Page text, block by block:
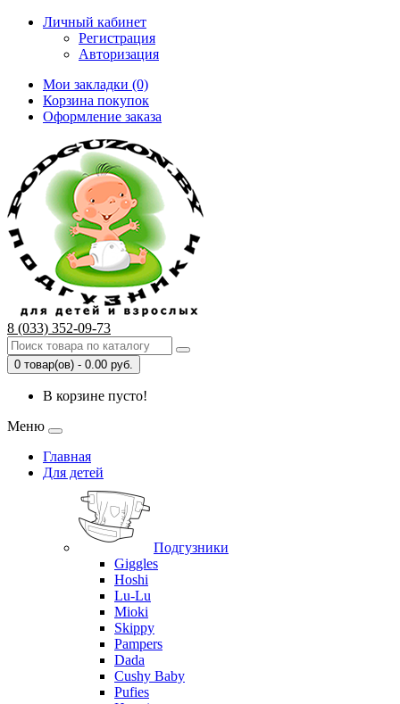
Личный кабинет
Регистрация
Авторизация
Мои закладки (0)
Корзина покупок
Оформление заказа
8 (033) 352-09-73
0 товар(ов) - 0.00 руб.
В корзине пусто!
Меню
Главная
Для детей
Подгузники
Giggles
Hoshi
Lu-Lu
Mioki
Skippy
Pampers
Dada
Cushy Baby
Pufies